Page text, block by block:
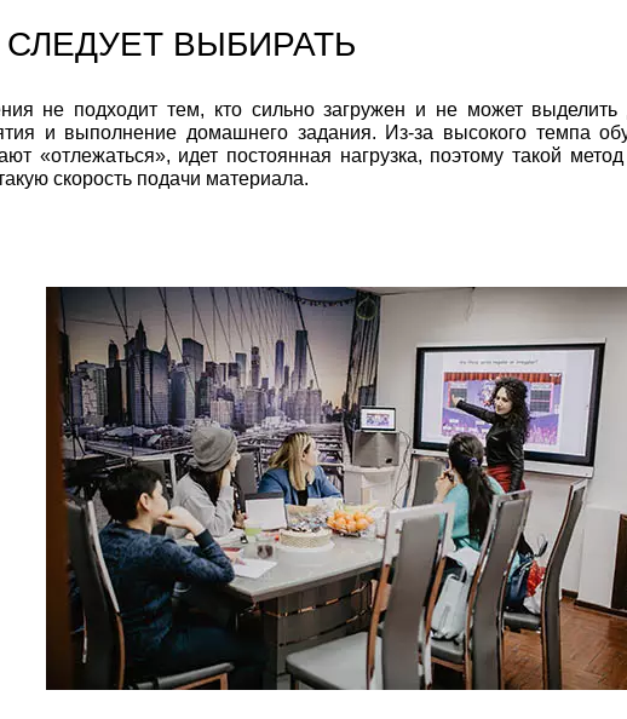
ВЫБИРАТЬ
не подходит тем, кто сильно загружен и не может выделить
и выполнение домашнего задания. Из-за высокого темпа
«отлежаться», идет постоянная нагрузка, поэтому такой
скорость подачи материала.